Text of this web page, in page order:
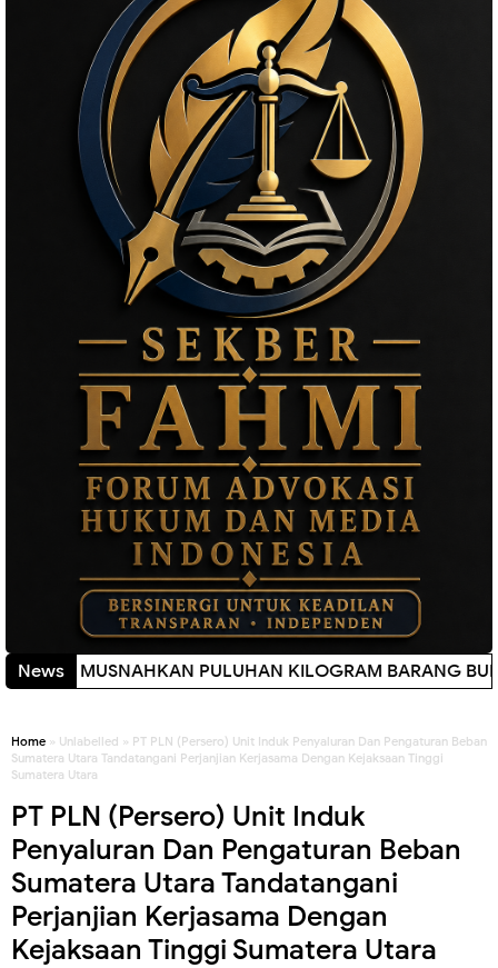
News PULUHAN KILOGRAM BARANG BUKTI New!
Home » Unlabelled » PT PLN (Persero) Unit Induk Penyaluran Dan Pengaturan Beban
Sumatera Utara Tandatangani Perjanjian Kerjasama Dengan Kejaksaan Tinggi
Sumatera Utara
PT PLN (Persero) Unit Induk
Penyaluran Dan Pengaturan Beban
Sumatera Utara Tandatangani
Perjanjian Kerjasama Dengan
Kejaksaan Tinggi Sumatera Utara